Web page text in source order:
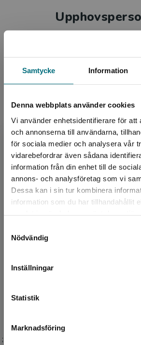
Samtycke Information
Denna webbplats använder cookies
Vi använder enhetsidentifierare för att
och annonserna till användarna,
för sociala medier och analysera vår
vidarebefordrar även sådana
information från din enhet till de
annons- och analysföretag som vi
Dessa kan i sin tur kombinera
information som du har tillhandahållit
Nödvändig
Inställningar
Statistik
Marknadsföring
Begränsad
Det verkar som att du besöker
Sverige. För att kunna slutföra
Anna Hansson
Anna Hansson Anna Hansson
debuten år 2012 skrivit både
ungdomsböcker samt noveller
debuten arbetade hon som l...
;